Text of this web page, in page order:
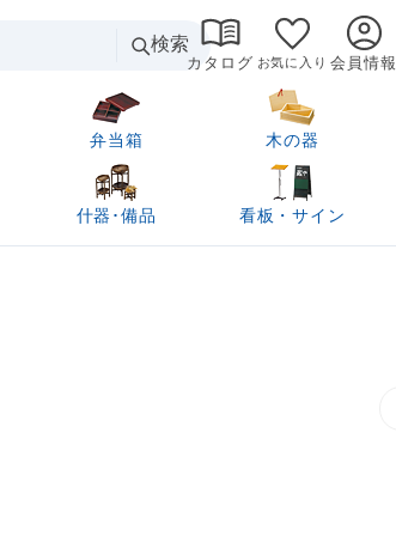
検索
カタログ お気に入り 会員情報
弁当箱 木の器
什器･備品 看板・サイン